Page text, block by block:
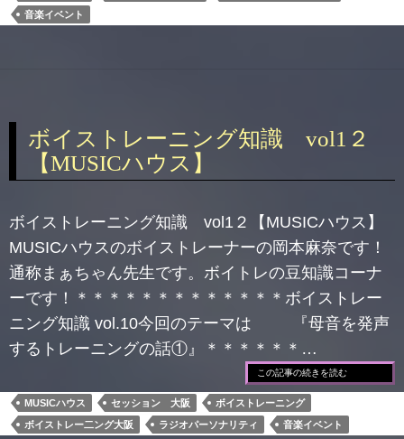
音楽イベント
ボイストレーニング知識 vol1２
【MUSICハウス】
ボイストレーニング知識 vol1２【MUSICハウス】
MUSICハウスのボイストレーナーの岡本麻奈です！
通称まぁちゃん先生です。ボイトレの豆知識コーナ
ーです！＊＊＊＊＊＊＊＊＊＊＊＊＊ボイストレー
ニング知識 vol.10今回のテーマは 『母音を発声
するトレーニングの話①』＊＊＊＊＊＊…
この記事の続きを読む
MUSICハウス セッション 大阪
ボイストレーニング
ボイストレー二ング大阪
ラジオパーソナリティ 音楽イベント